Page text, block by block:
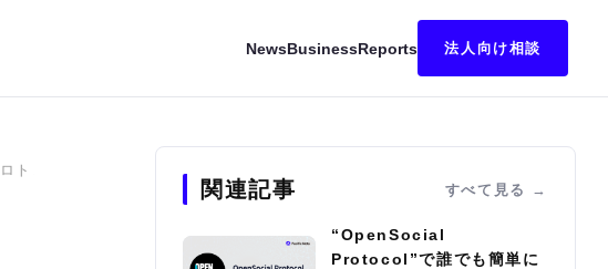
NewsBusinessReports 法人向け相談
コル）とは？パブリックセールや将来性について紹介
関連記事 すべて見る
“OpenSocial
Protocol”で誰でも簡単に